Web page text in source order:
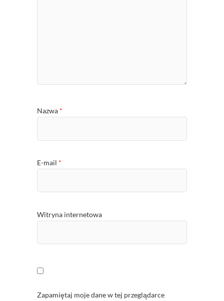
Nazwa *
E-mail *
Witryna internetowa
Zapamiętaj moje dane w tej przeglądarce